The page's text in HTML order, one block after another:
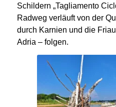
Schildern „Tagliamento
Radweg verläuft von der
durch Karnien und die
Adria – folgen.